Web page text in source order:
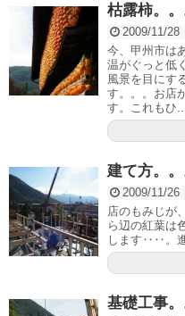
枯露柿。。
2009/11/28
今、甲州市
温がぐっと低
風景を目にす
す。。。お店
す。これもひ...
建て方。。
2009/11/26
店のもみじが
ら辺の紅葉は
します‥‥。進
基礎工事。